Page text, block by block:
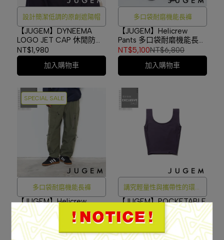
設計簡潔低調的原創遮陽帽
【JUGEM】DYNEEMA
LOGO JET CAP 休閒防潑
水五分割帽 NAVY
#4G220260193
NT$1,980
加入購物車
多口袋耐磨機能長褲
【JUGEM】Helicrew
Pants 多口袋耐磨機能長褲
BLACK #4F920140152
NT$5,100NT$6,800
加入購物車
SPECIAL SALE
多口袋耐磨機能長褲
【JUGEM】Helicrew
Pants 多口袋耐磨機能長褲
OLIVE #4F920140152
NT$5,100NT$6,800
加入購物車
講究輕量性與攜帶性的環保
購物袋
【JUGEM】POCKETABLE
ECO BAG 環保購物袋 DK
PURPLE #4G2120500186
NT$590
加入購物車